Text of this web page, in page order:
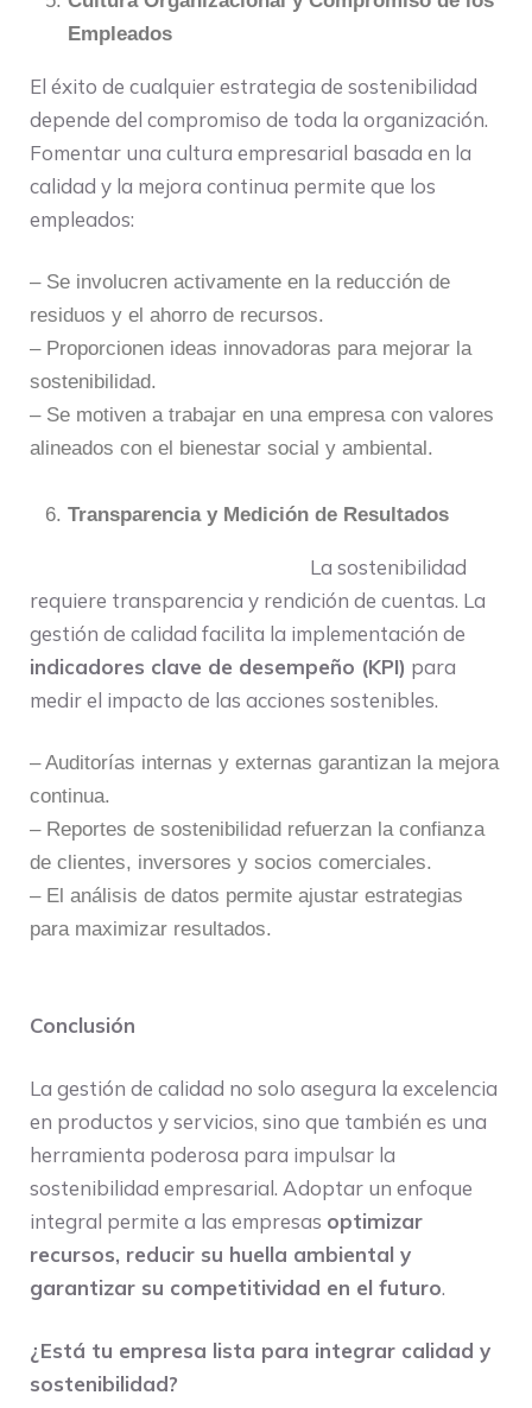
Empleados
El éxito de cualquier estrategia de sostenibilidad
depende del compromiso de toda la organización.
Fomentar una cultura empresarial basada en la
calidad y la mejora continua permite que los
empleados:
– Se involucren activamente en la reducción de
residuos y el ahorro de recursos.
– Proporcionen ideas innovadoras para mejorar la
sostenibilidad.
– Se motiven a trabajar en una empresa con valores
alineados con el bienestar social y ambiental.
Transparencia y Medición de Resultados
La sostenibilidad
requiere transparencia y rendición de cuentas. La
gestión de calidad facilita la implementación de
indicadores clave de desempeño (KPI) para
medir el impacto de las acciones sostenibles.
– Auditorías internas y externas garantizan la mejora
continua.
– Reportes de sostenibilidad refuerzan la confianza
de clientes, inversores y socios comerciales.
– El análisis de datos permite ajustar estrategias
para maximizar resultados.
Conclusión
La gestión de calidad no solo asegura la excelencia
en productos y servicios, sino que también es una
herramienta poderosa para impulsar la
sostenibilidad empresarial. Adoptar un enfoque
integral permite a las empresas optimizar
recursos, reducir su huella ambiental y
garantizar su competitividad en el futuro.
¿Está tu empresa lista para integrar calidad y
sostenibilidad?